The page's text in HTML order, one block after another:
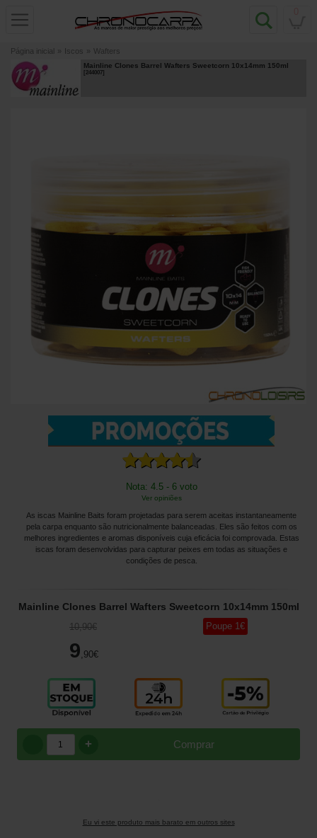
Página inicial » Iscos » Wafters
Mainline Clones Barrel Wafters Sweetcorn 10x14mm 150ml
[244007]
Nota: 4.5 - 6 voto
Ver opiniões
As iscas Mainline Baits foram projetadas para serem aceitas instantaneamente
pela carpa enquanto são nutricionalmente balanceadas. Eles são feitos com os
melhores ingredientes e aromas disponíveis cuja eficácia foi comprovada. Estas
iscas foram desenvolvidas para capturar peixes em todas as situações e
condições de pesca.
Mainline Clones Barrel Wafters Sweetcorn 10x14mm 150ml
10,90€
9 ,90€
Poupe 1€
Comprar
+
Eu vi este produto mais barato em outros sites